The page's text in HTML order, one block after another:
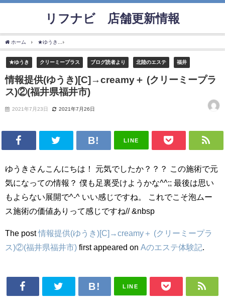
リフナビ®店舗更新情報
ホーム ★ゆうき
★ゆうき クリーミープラス ブログ読者より 北陸のエステ 福井
情報提供(ゆうき)[C]→creamy＋ (クリーミープラ
ス)②(福井県福井市)
2021年7月23日 2021年7月26日
LINE
ゆうきさんこんにちは！ 元気でしたか？？？ この施術で元
気になっての情報？ 僕も足裏受けようかな^^;; 最後は思い
もよらない展開で^-^ いい感じですね。 これでこそ泡ムー
ス施術の価値ありって感じですね// &nbsp
The post情報提供(ゆうき)[C]→creamy＋ (クリーミープラ
ス)②(福井県福井市) first appeared on Aのエステ体験記
LINE